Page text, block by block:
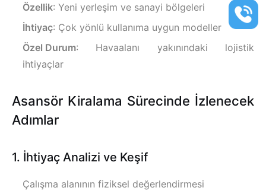
Özellik: Yeni yerleşim ve sanayi bölgeleri
İhtiyaç: Çok yönlü kullanıma uygun modeller
Özel Durum: Havaalanı yakınındaki lojistik
ihtiyaçlar
Asansör Kiralama Sürecinde İzlenecek
Adımlar
1. İhtiyaç Analizi ve Keşif
Çalışma alanının fiziksel değerlendirmesi